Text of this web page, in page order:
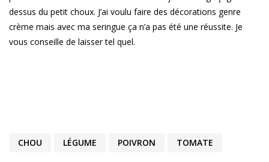
dessus du petit choux. J’ai voulu faire des décorations genre
crème mais avec ma seringue ça n’a pas été une réussite. Je
vous conseille de laisser tel quel.
CHOU LÉGUME POIVRON TOMATE